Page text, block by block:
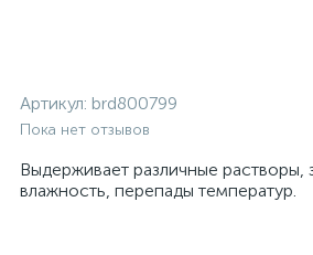
Артикул: brd800799
Пока нет отзывов
Выдерживает различные растворы,
влажность, перепады температур.